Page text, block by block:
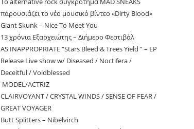
παρουσιάζει το νέο μουσικό βίντεο «Dirty Blood»
Giant Skunk – Nice To Meet You
13 χρόνια Εξαρχειώτης – Διήμερο Φεστιβάλ
AS INAPPROPRIATE “Stars Bleed & Trees Yield ” – EP
Release Live show w/ Diseased / Noctifera /
Deceitful / Voidblessed
MODEL/ACTRIZ
CLAIRVOYANT / CRYSTAL WINDS / SENSE OF FEAR /
GREAT VOYAGER
Butt Splitters – Nibelvirch